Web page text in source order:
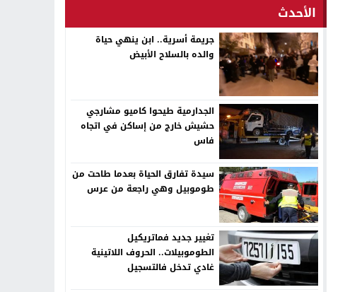
الأحدث
جريمة أسرية.. ابن ينهي حياة
والده بالسلاح الأبيض
الجدارمية طيحوا كاميو مشارجي
حشيش خارج من إساكن في اتجاه
فاس
سيدة تفارق الحياة بعدما طاحت من
طوموبيل وهي راجعة من عرس
تغيير جديد فماتريكيل
الطوموبيلات.. الحروف اللاتينية
غادي تدخل فالتسجيل